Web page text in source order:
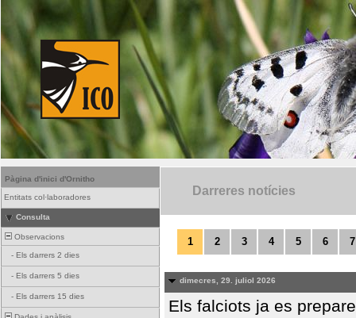
Pàgina d'inici d'Ornitho
Entitats col·laboradores
Consulta
Observacions
- Els darrers 2 dies
- Els darrers 5 dies
- Els darrers 15 dies
Darreres notícies
1 2 3 4 5 6 7
dimecres, 29. juliol 2026
Els falciots ja es